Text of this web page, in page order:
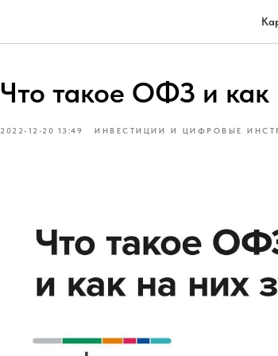
Что такое ОФЗ и как
2022-12-20 13:49 ИНВЕСТИЦИИ И ЦИФРОВЫЕ